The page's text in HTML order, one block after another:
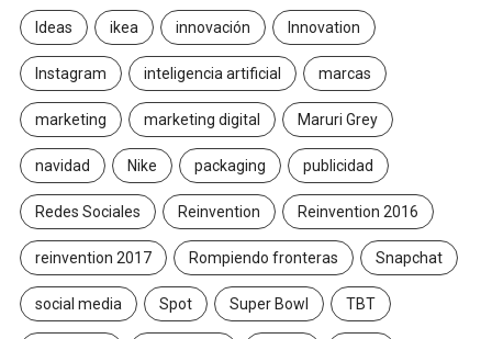
Ideas ikea innovación Innovation
Instagram inteligencia artificial marcas
marketing marketing digital Maruri Grey
navidad Nike packaging publicidad
Redes Sociales Reinvention Reinvention 2016
reinvention 2017 Rompiendo fronteras Snapchat
social media Spot Super Bowl TBT